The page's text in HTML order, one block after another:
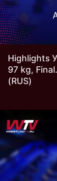
Highlights
97 kg,
(RUS)